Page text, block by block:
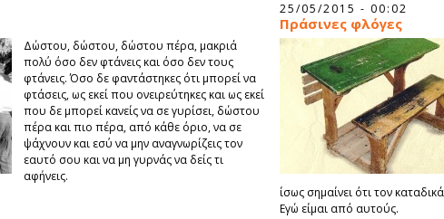
Δώστου, δώστου, δώστου πέρα, μακριά
πολύ όσο δεν φτάνεις και όσο δεν τους
φτάνεις. Όσο δε φαντάστηκες ότι μπορεί να
φτάσεις, ως εκεί που ονειρεύτηκες και ως εκεί
που δε μπορεί κανείς να σε γυρίσει, δώστου
πέρα και πιο πέρα, από κάθε όριο, να σε
ψάχνουν και εσύ να μην αναγνωρίζεις τον
εαυτό σου και να μη γυρνάς να δείς τι
αφήνεις.
25/05/2015 - 00:02
Πράσινες φλόγες
ίσως σημαίνει ότι τον
Εγώ είμαι από αυτούς.